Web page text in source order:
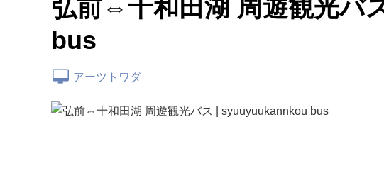
弘前⇔十和田湖 周遊観光バ
bus
アーツトワダ